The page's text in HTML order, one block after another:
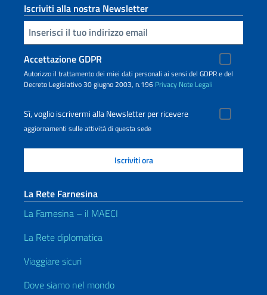
Iscriviti alla nostra Newsletter
Inserisci la tua email
Accettazione GDPR
Autorizzo il trattamento dei miei dati personali ai sensi del GDPR e del
Decreto Legislativo 30 giugno 2003, n.196 Privacy Note Legali
Sì, voglio iscrivermi alla Newsletter per ricevere
aggiornamenti sulle attività di questa sede
La Rete Farnesina
La Farnesina – il MAECI
La Rete diplomatica
Viaggiare sicuri
Dove siamo nel mondo